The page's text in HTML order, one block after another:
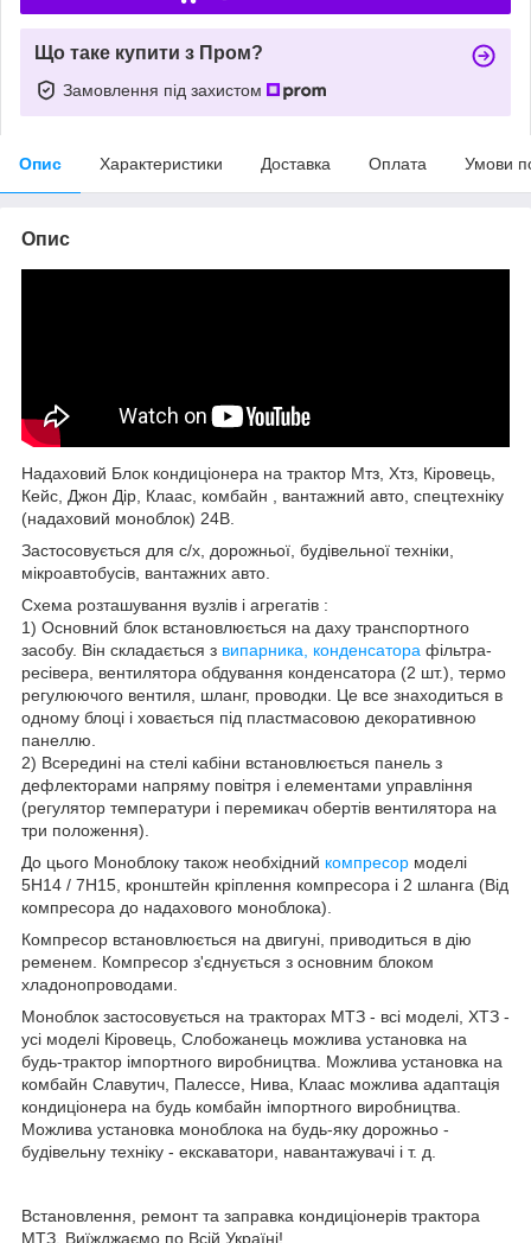
Що таке купити з Пром?
Замовлення під захистом
Опис Характеристики Доставка Оплата Умови
Опис
Надаховий Блок кондиціонера на трактор Мтз, Хтз, Кіровець,
Кейс, Джон Дір, Клаас, комбайн , вантажний авто, спецтехніку
(надаховий моноблок) 24В.
Застосовується для с/х, дорожньої, будівельної техніки,
мікроавтобусів, вантажних авто.
Схема розташування вузлів і агрегатів :
1) Основний блок встановлюється на даху транспортного
засобу. Він складається з випарника, конденсатора фільтра-
ресівера, вентилятора обдування конденсатора (2 шт.), термо
регулюючого вентиля, шланг, проводки. Це все знаходиться в
одному блоці і ховається під пластмасовою декоративною
панеллю.
2) Всередині на стелі кабіни встановлюється панель з
дефлекторами напряму повітря і елементами управління
(регулятор температури і перемикач обертів вентилятора на
три положення).
До цього Моноблоку також необхідний компресор моделі
5Н14 / 7Н15, кронштейн кріплення компресора і 2 шланга (Від
компресора до надахового моноблока).
Компресор встановлюється на двигуні, приводиться в дію
ременем. Компресор з'єднується з основним блоком
хладонопроводами.
Моноблок застосовується на тракторах МТЗ - всі моделі, ХТЗ -
усі моделі Кіровець, Слобожанець можлива установка на
будь-трактор імпортного виробництва. Можлива установка на
комбайн Славутич, Палессе, Нива, Клаас можлива адаптація
кондиціонера на будь комбайн імпортного виробництва.
Можлива установка моноблока на будь-яку дорожньо -
будівельну техніку - екскаватори, навантажувачі і т. д.
Встановлення, ремонт та заправка кондиціонерів трактора
МТЗ. Виїжджаємо по Всій Україні!